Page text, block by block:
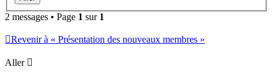
2 messages • Page 1 sur 1
Revenir à « Présentation des nouveaux membres »
Aller